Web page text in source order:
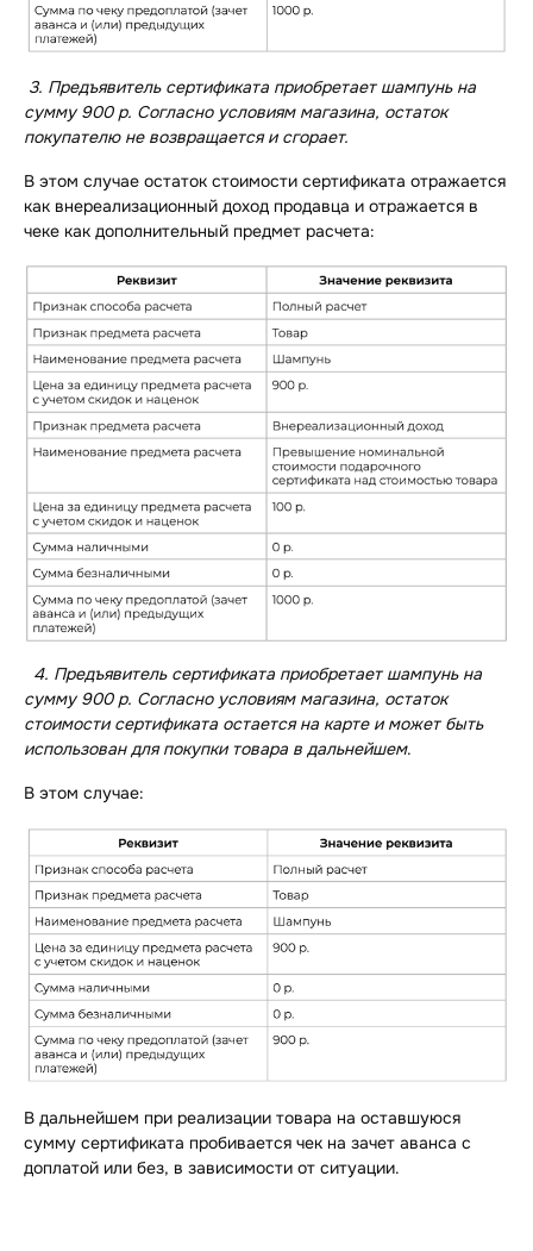
3. Предъявитель сертификата приобретает шампунь на
сумму 900 р. Согласно условиям магазина, остаток
покупателю не возвращается и сгорает.
В этом случае остаток стоимости сертификата отражается
как внереализационный доход продавца и отражается в
чеке как дополнительный предмет расчета:
4. Предъявитель сертификата приобретает шампунь на
сумму 900 р. Согласно условиям магазина, остаток
стоимости сертификата остается на карте и может быть
использован для покупки товара в дальнейшем.
В этом случае:
В дальнейшем при реализации товара на оставшуюся
сумму сертификата пробивается чек на зачет аванса с
доплатой или без, в зависимости от ситуации.